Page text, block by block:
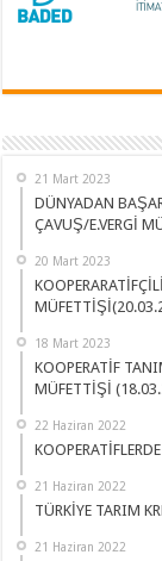
21 Mart 2023
DÜNYADAN
ÇAVUŞ/E.VERGİ
20 Mart 2023
18 Mart 2023
KOOPERATİF
MÜFETTİŞİ
22 Haziran 2022
21 Haziran 2022
TÜRKİYE TARIM
21 Haziran 2022